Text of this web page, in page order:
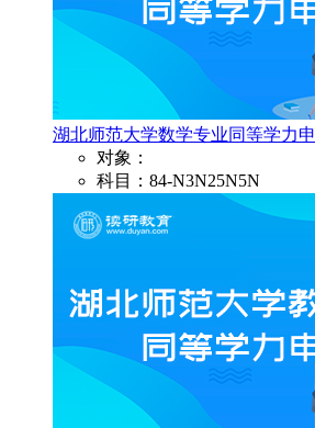
湖北师范大学数学专业同等学力
对象：
科目：84-N3N25N5N